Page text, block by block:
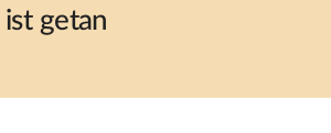
getan